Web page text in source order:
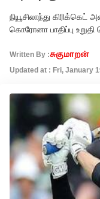
நியூசிலாந்து
கொரோனா பாதிப்பு உறுதி
Written By :சுகுமாறன்
Updated at : Fri, January